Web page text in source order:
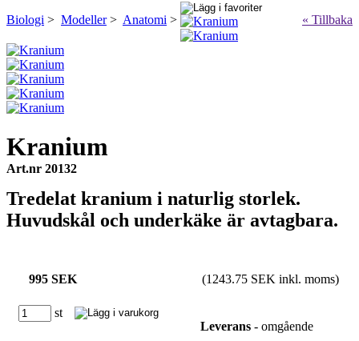
Biologi > Modeller> Anatomi > « Tillbaka
Kranium
Art.nr 20132
Tredelat kranium i naturlig storlek.
Huvudskål och underkäke är avtagbara.
995 SEK (1243.75 SEK inkl. moms)
st
Leverans - omgående